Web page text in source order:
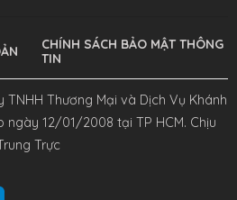
CHÍNH SÁCH BẢO MẬT THÔNG
TIN
Thương Mại và Dịch Vụ Khánh
ngày 12/01/2008 tại TP HCM. Chịu
Trực